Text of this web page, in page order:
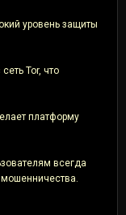
уровень защиты
Tor, что
платформу
всегда